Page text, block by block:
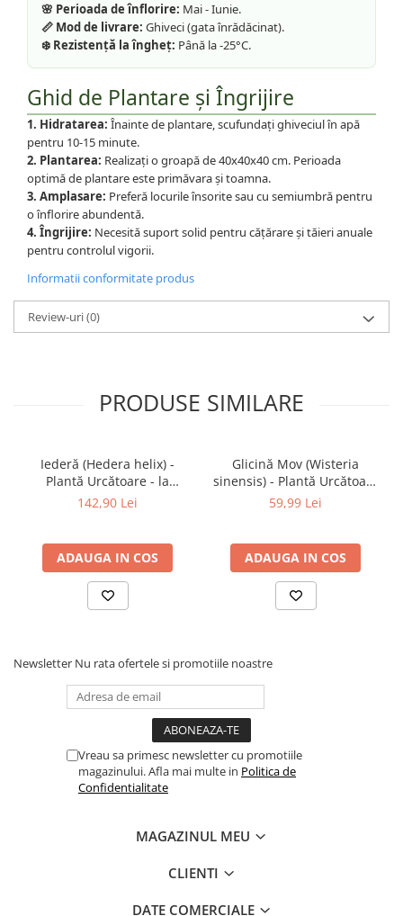
🌸 Perioada de înflorire: Mai - Iunie.
📏 Mod de livrare: Ghiveci (gata înrădăcinat).
❄️ Rezistență la îngheț: Până la -25°C.
Ghid de Plantare și Îngrijire
1. Hidratarea: Înainte de plantare, scufundați ghiveciul în apă
pentru 10-15 minute.
2. Plantarea: Realizați o groapă de 40x40x40 cm. Perioada
optimă de plantare este primăvara și toamna.
3. Amplasare: Preferă locurile însorite sau cu semiumbră pentru
o înflorire abundentă.
4. Îngrijire: Necesită suport solid pentru cățărare și tăieri anuale
pentru controlul vigorii.
Informatii conformitate produs
Review-uri(0)
PRODUSE SIMILARE
Iederă (Hedera helix) -
Plantă Urcătoare - la
Ghiveci
142,90 Lei
ADAUGA IN COS
Glicină Mov (Wisteria
sinensis) - Plantă Urcătoare
- la Ghiveci
59,99 Lei
ADAUGA IN COS
Newsletter Nu rata ofertele si promotiile noastre
Vreau sa primesc newsletter cu promotiile
magazinului. Afla mai multe in Politica de
Confidentialitate
MAGAZINUL MEU
CLIENTI
DATE COMERCIALE